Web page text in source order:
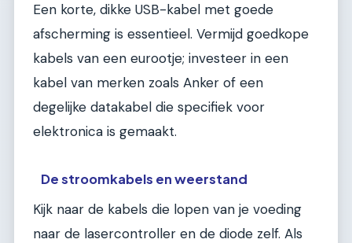
Een korte, dikke USB-kabel met goede
afscherming is essentieel. Vermijd goedkope
kabels van een eurootje; investeer in een
kabel van merken zoals Anker of een
degelijke datakabel die specifiek voor
elektronica is gemaakt.
De stroomkabels en weerstand
Kijk naar de kabels die lopen van je voeding
naar de lasercontroller en de diode zelf. Als